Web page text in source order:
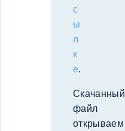
с
ы
л
к
е.
Скачанный
файл
открываем